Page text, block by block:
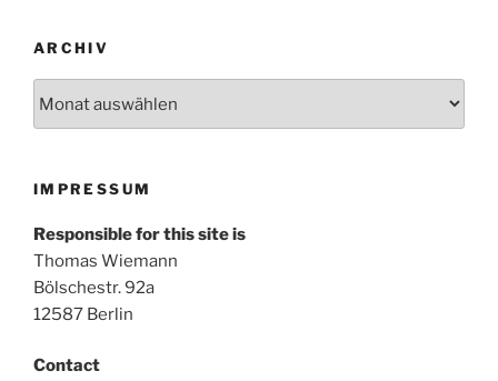
ARCHIV
IMPRESSUM
Responsible for this site is
Thomas Wiemann
Bölschestr. 92a
12587 Berlin
Contact